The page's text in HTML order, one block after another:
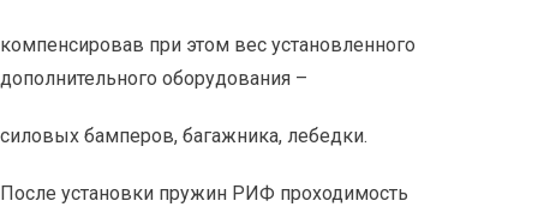
компенсировав при этом вес установленного
дополнительного оборудования –
силовых бамперов, багажника, лебедки.
После установки пружин РИФ проходимость